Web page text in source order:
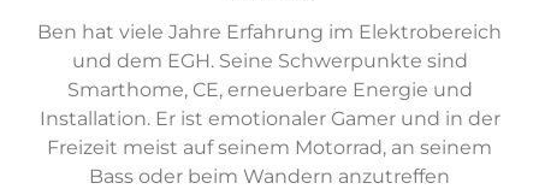
Ben hat viele Jahre Erfahrung im Elektrobereich
und dem EGH. Seine Schwerpunkte sind
Smarthome, CE, erneuerbare Energie und
Installation. Er ist emotionaler Gamer und in der
Freizeit meist auf seinem Motorrad, an seinem
Bass oder beim Wandern anzutreffen